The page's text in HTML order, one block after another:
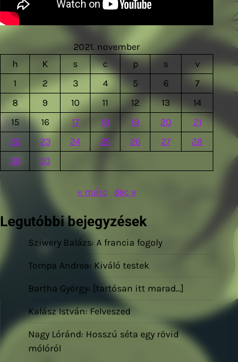
2021. november
h
K s c p s
v
1
2 3 4 5 6
7
8
9 10 11 12 13
14
15
16 17 18 19 20
21
22
23 24 25 26 27
28
29
30
« márc dec »
Legutóbbi bejegyzések
Sziwery Balázs: A francia fogoly
Tompa Andrea: Kiváló testek
Bartha György: [tartósan itt marad…]
Kalász István: Felveszed
Nagy Lóránd: Hosszú séta egy rövid
mólóról